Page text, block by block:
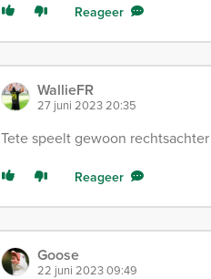
Reageer
WallieFR
27 juni 2023 20:35
Tete speelt gewoon
Reageer
Goose
22 juni 2023 09:49